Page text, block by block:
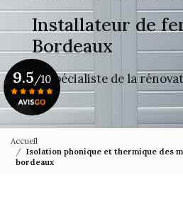
Installateur de
Bordeaux
Le spécialiste de la
9.5 /10
Accueil
Isolation phonique et thermique des
bordeaux